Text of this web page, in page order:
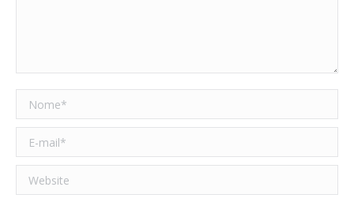
Nome *
E-mail *
Website